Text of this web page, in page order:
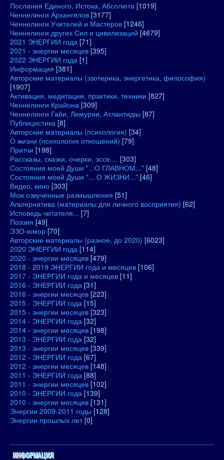
Послания Единого, Истока, Абсолюта [1019]
Ченнелинги Архангелов [3177]
Ченнелинги Учителей и Мастеров [1246]
Ченнелинги других Сил и цивилизаций [4679]
2021 ЭНЕРГИИ года [71]
2021 - энергии месяцев [395]
2022 ЭНЕРГИИ года [1]
Информация [381]
Авторские материалы (эзотерика, энергетика, философия)
[1907]
Активации, медитации, практики, техники [827]
Ченнелинги Крайона [309]
Ченнелинги Гайи, Лемурии, Атлантидіы [87]
Публицистика [8]
Авторские материалы (психология) [34]
О жизни (психология отношений) [79]
Притчи [198]
Рассказы, сказки, очерки, эссе.... [303]
Состояния моей Души "...О ГЛАВНОМ..." [48]
Состояния моей Души "... О ЖИЗНИ..." [46]
Видео, кино [303]
Мои озвученные размышления [51]
Альтернатива (материалы для личного восприятия) [62]
Исповедь читателя... [7]
Поэзия [49]
ЭЗО-юмор [70]
Авторские материалы (разное, до 2020) [6023]
2020 ЭНЕРГИИ года [114]
2020 - энергии месяцев [479]
2018 - 2019 ЭНЕРГИИ года и месяцев [106]
2017 - ЭНЕРГИИ года и месяцев [11]
2016 - ЭНЕРГИИ года [31]
2016 - энергии месяцев [223]
2015 - ЭНЕРГИИ года [15]
2015 - энергии месяцев [323]
2014 - ЭНЕРГИИ года [32]
2014 - энергии месяцев [198]
2013 - ЭНЕРГИИ года [32]
2013 - энергии месяцев [339]
2012 - ЭНЕРГИИ года [67]
2012 - энергии месяцев [148]
2011 - ЭНЕРГИИ года [88]
2011 - энергии месяцев [102]
2010 - ЭНЕРГИИ года [139]
2010 - энергии месяцев [131]
Энергии 2009-2011 годы [128]
Энергии прошлых лет [0]
ИНФОРМАЦИЯ